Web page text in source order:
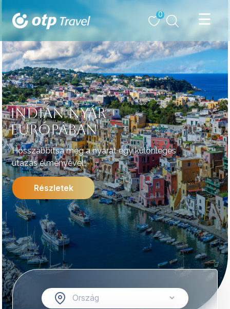
0
INDIÁN NYÁR
EURÓPÁBAN
Hosszabbítsa meg a nyarat egy különleges
utazás élményével!
Részletek